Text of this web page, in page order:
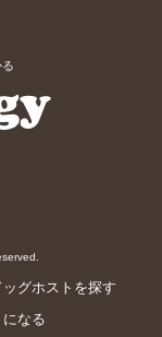
グホストを探す
になる